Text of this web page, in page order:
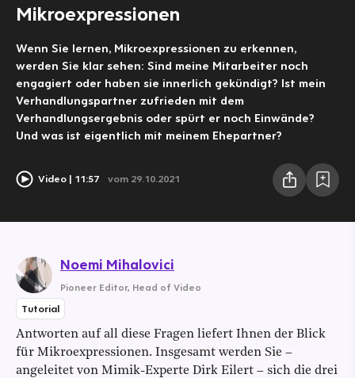
Mikroexpressionen
Wenn Sie lernen, Mikroexpressionen zu erkennen,
werden Sie klar sehen: Sind meine Mitarbeiter noch
engagiert oder haben sie innerlich gekündigt? Ist mein
Verhandlungspartner zufrieden mit dem
Verhandlungsergebnis oder spürt er noch Einwände?
Und was ist eigentlich mit meinem Ehepartner?
Video 11:57 vom 29.10.2021
Noemi Mihalovici
Pioneer Editor, Head of Video
Tutorial
Antworten auf all diese Fragen liefert Ihnen der Blick
für Mikroexpressionen. Insgesamt werden Sie –
angeleitet von Mimik-Experte Dirk Eilert – sich die drei